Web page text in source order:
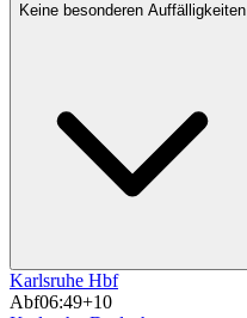
Keine besonderen Auffälligkeiten
Karlsruhe Hbf
Abf06:49+10